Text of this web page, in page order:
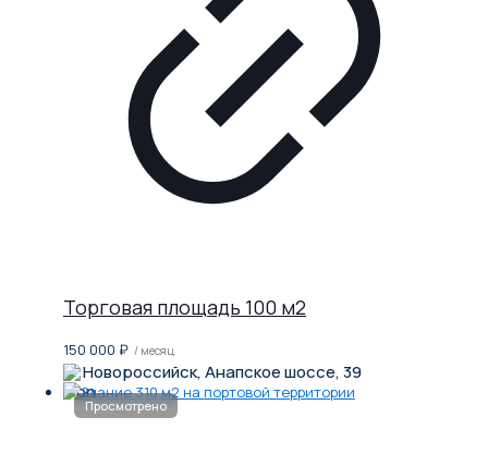
Торговая площадь 100 м2
150 000 ₽ / месяц
Новороссийск, Анапское шоссе, 39